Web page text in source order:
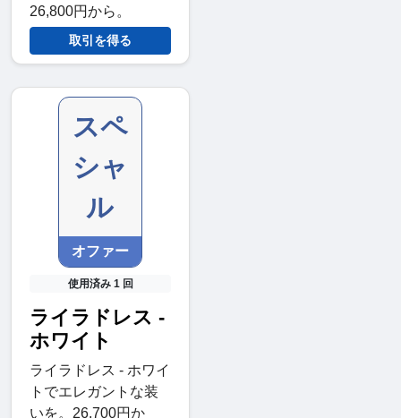
26,800円から。
取引を得る
スペ
シャ
ル
オファー
使用済み 1 回
ライラドレス -
ホワイト
ライラドレス - ホワイ
トでエレガントな装
いを。26,700円か